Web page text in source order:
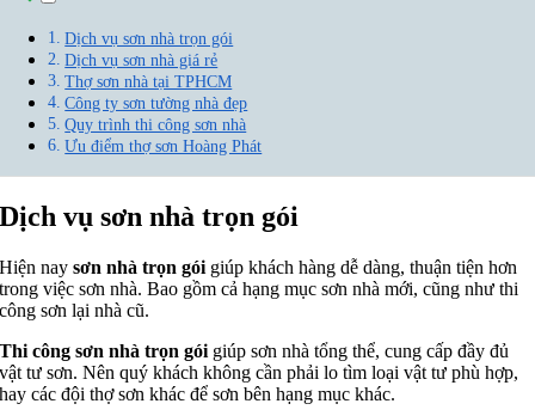
Dịch vụ sơn nhà trọn gói
Dịch vụ sơn nhà giá rẻ
Thợ sơn nhà tại TPHCM
Công ty sơn tường nhà đẹp
Quy trình thi công sơn nhà
Ưu điểm thợ sơn Hoàng Phát
Dịch vụ sơn nhà trọn gói
Hiện naysơn nhà trọn gói giúp khách hàng dễ dàng, thuận tiện hơn
trong việc sơn nhà. Bao gồm cả hạng mục sơn nhà mới, cũng như thi
công sơn lại nhà cũ.
Thi công sơn nhà trọn gói giúp sơn nhà tổng thể, cung cấp đầy đủ
vật tư sơn. Nên quý khách không cần phải lo tìm loại vật tư phù hợp,
hay các đội thợ sơn khác để sơn bên hạng mục khác.